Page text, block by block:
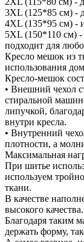
3XL (125*85 см) -
4XL (135*95 см) -
5XL (150*110 см)
подходит для
Кресло мешок из
использования
Кресло-мешок
• Внешний чехол
стиральной
липучкой,
внутри кресла.
• Внутренний
плотности, а
Максимальная
При шитье
используем
ткани.
В качестве
высокого
Благодаря таким
держать форму,